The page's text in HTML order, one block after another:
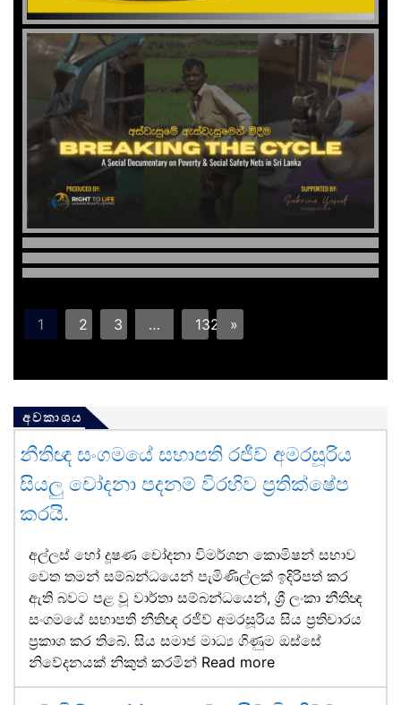
1 2 3 … 132 »
අවකාශය
නීතිඥ සංගමයේ සභාපති රජීව් අමරසූරිය
සියලු චෝදනා පදනම් විරහිව ප්‍රතික්ෂේප
කරයි.
අල්ලස් හෝ දූෂණ චෝදනා විමර්ශන කොමිෂන් සභාව
වෙත තමන් සම්බන්ධයෙන් පැමිණිල්ලක් ඉදිරිපත් කර
ඇති බවට පළ වූ වාර්තා සම්බන්ධයෙන්, ශ්‍රී ලංකා නීතිඥ
සංගමයේ සභාපති නීතිඥ රජීව් අමරසූරිය සිය ප්‍රතිචාරය
ප්‍රකාශ කර තිබේ. සිය සමාජ මාධ්‍ය ගිණුම ඔස්සේ
නිවේදනයක් නිකුත් කරමින් Read more